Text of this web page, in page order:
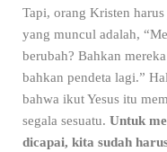
Tapi, orang Kristen
yang muncul adalah,
berubah? Bahkan
bahkan pendeta lagi.”
bahwa ikut Yesus itu
segala sesuatu. Untuk
dicapai, kita sudah